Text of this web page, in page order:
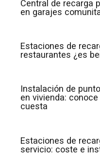
Central de recarga
en garajes
Estaciones de
restaurantes ¿es
Instalación de
en vivienda:
cuesta
Estaciones de
servicio: coste e